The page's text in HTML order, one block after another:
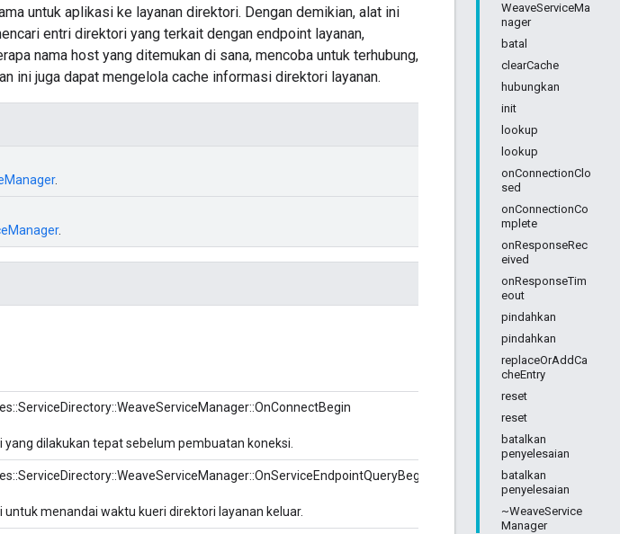
WeaveServiceMa
nager
batal
clearCache
hubungkan
init
lookup
lookup
onConnectionClo
sed
onConnectionCo
mplete
onResponseRec
eived
onResponseTim
eout
pindahkan
pindahkan
replaceOrAddCa
cheEntry
reset
reset
batalkan
penyelesaian
batalkan
penyelesaian
~WeaveService
Manager
untuk aplikasi ke layanan direktori. Dengan demikian, alat ini
entri direktori yang terkait dengan endpoint layanan,
nama host yang ditemukan di sana, mencoba untuk terhubung,
ini juga dapat mengelola cache informasi direktori layanan.
.
.
yang dilakukan tepat sebelum pembuatan koneksi.
untuk menandai waktu kueri direktori layanan keluar.